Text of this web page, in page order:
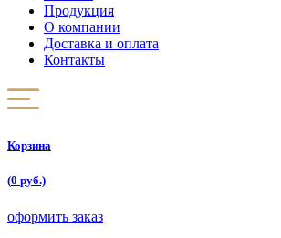
Продукция
О компании
Доставка и оплата
Контакты
Корзина
(0 руб.)
оформить заказ